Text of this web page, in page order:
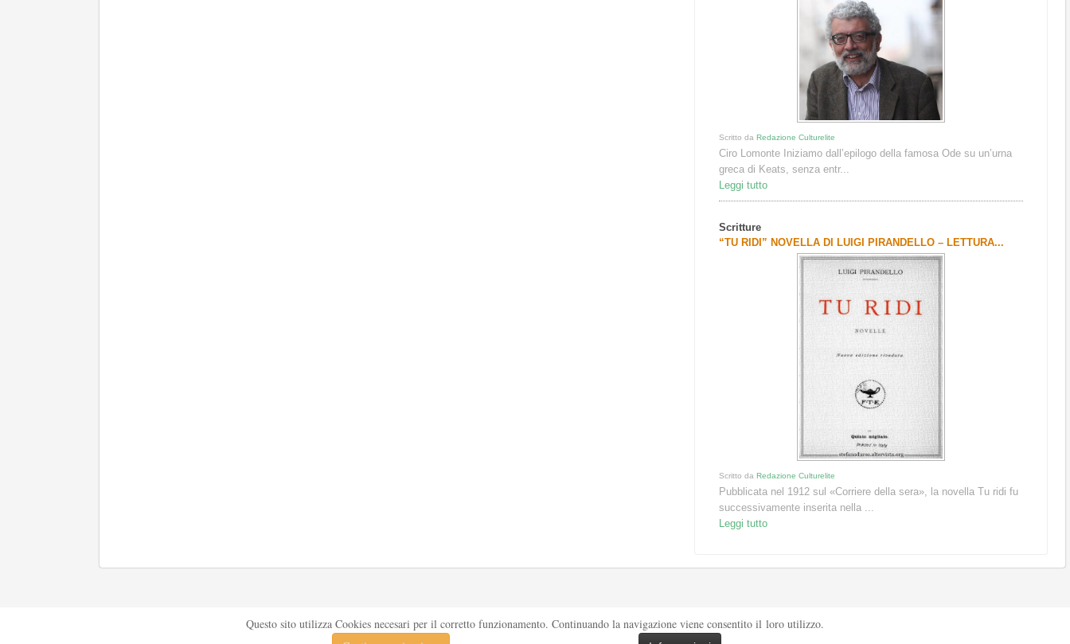
Scritto daRedazione Culturelite
Ciro Lomonte Iniziamo dall’epilogo della famosa Ode su un’urna
greca di Keats, senza entr...
Leggi tutto
Scritture
“TU RIDI” NOVELLA DI LUIGI PIRANDELLO – LETTURA...
Scritto daRedazione Culturelite
Pubblicata nel 1912 sul «Corriere della sera», la novella Tu ridi fu
successivamente inserita nella ...
Leggi tutto
Questo sito utilizza Cookies necesari per il corretto funzionamento. Continuando la navigazione viene consentito il loro utilizzo.